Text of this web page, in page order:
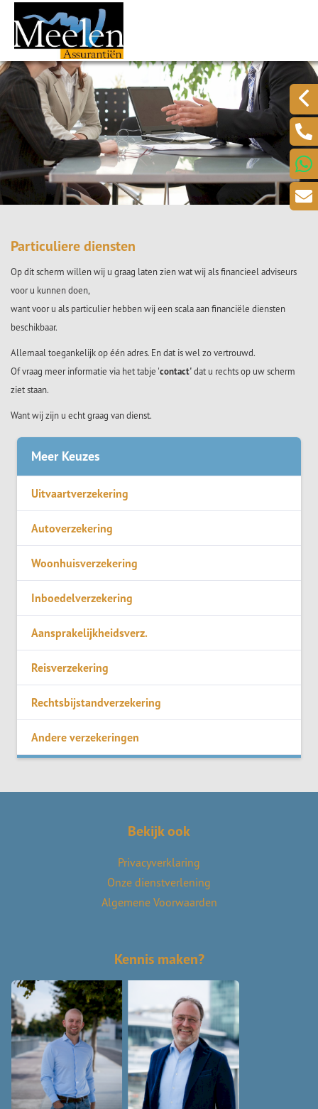
Particuliere diensten
Op dit scherm willen wij u graag laten zien wat wij als financieel adviseurs
voor u kunnen doen,
want voor u als particulier hebben wij een scala aan financiële diensten
beschikbaar.
Allemaal toegankelijk op één adres. En dat is wel zo vertrouwd.
Of vraag meer informatie via het tabje 'contact'dat u rechts op uw scherm
ziet staan.
Want wij zijn u echt graag van dienst.
Meer Keuzes
Uitvaartverzekering
Autoverzekering
Woonhuisverzekering
Inboedelverzekering
Aansprakelijkheidsverz.
Reisverzekering
Rechtsbijstandverzekering
Andere verzekeringen
Bekijk ook
Privacyverklaring
Onze dienstverlening
Algemene Voorwaarden
Kennis maken?